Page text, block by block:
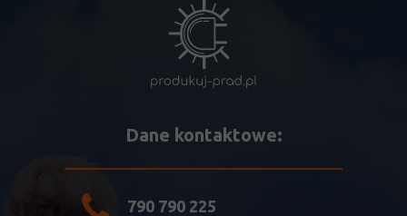
790 790 225
Dane kontaktowe: